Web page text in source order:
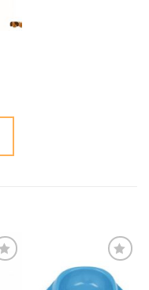
KEDVENCEKHEZ